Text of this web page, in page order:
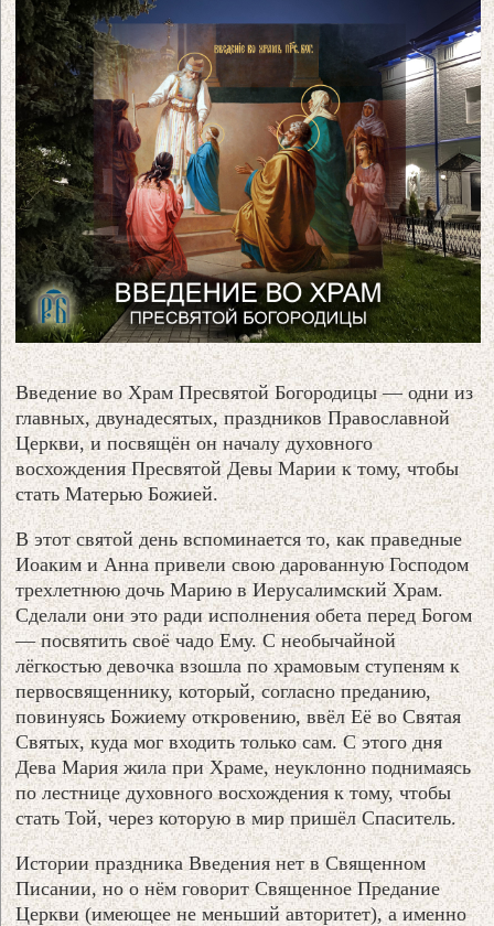
Введение во Храм Пресвятой Богородицы — одни из
главных, двунадесятых, праздников Православной
Церкви, и посвящён он началу духовного
восхождения Пресвятой Девы Марии к тому, чтобы
стать Матерью Божией.
В этот святой день вспоминается то, как праведные
Иоаким и Анна привели свою дарованную Господом
трехлетнюю дочь Марию в Иерусалимский Храм.
Сделали они это ради исполнения обета перед Богом
— посвятить своё чадо Ему. С необычайной
лёгкостью девочка взошла по храмовым ступеням к
первосвященнику, который, согласно преданию,
повинуясь Божиему откровению, ввёл Её во Святая
Святых, куда мог входить только сам. С этого дня
Дева Мария жила при Храме, неуклонно поднимаясь
по лестнице духовного восхождения к тому, чтобы
стать Той, через которую в мир пришёл Спаситель.
Истории праздника Введения нет в Священном
Писании, но о нём говорит Священное Предание
Церкви (имеющее не меньший авторитет), а именно